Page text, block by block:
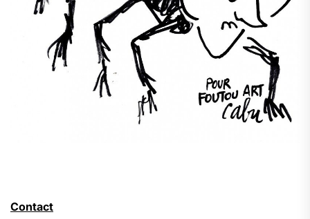
Contact